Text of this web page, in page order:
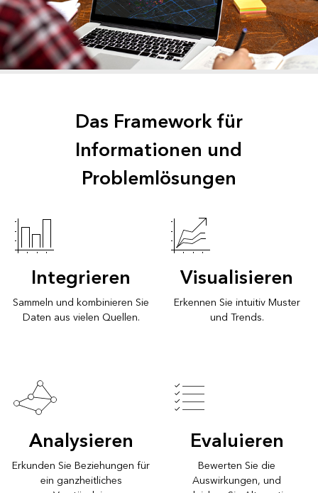
Das Framework für
Informationen und
Problemlösungen
Integrieren
Sammeln und kombinieren Sie
Daten aus vielen Quellen.
Visualisieren
Erkennen Sie intuitiv Muster
und Trends.
Analysieren
Erkunden Sie Beziehungen für
ein ganzheitliches
Evaluieren
Bewerten Sie die
Auswirkungen, und